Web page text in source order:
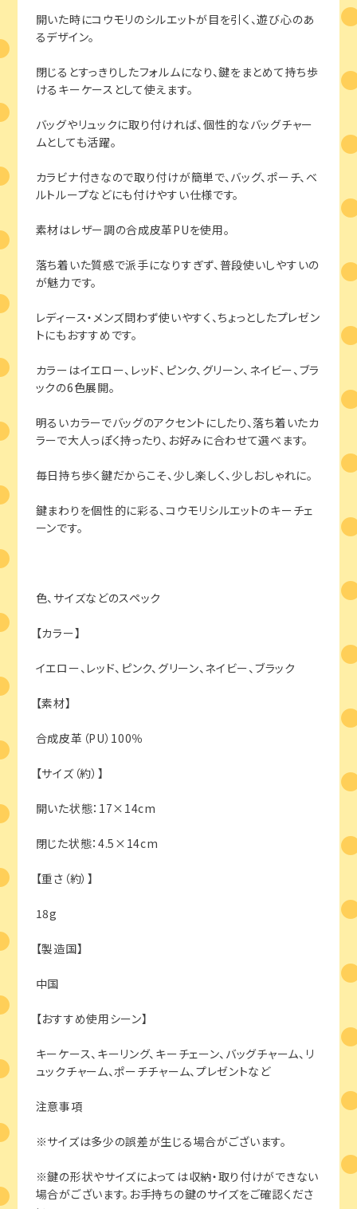
開いた時にコウモリのシルエットが目を引く、遊び心のあ
るデザイン。
閉じるとすっきりしたフォルムになり、鍵をまとめて持ち歩
けるキーケースとして使えます。
バッグやリュックに取り付ければ、個性的なバッグチャー
ムとしても活躍。
カラビナ付きなので取り付けが簡単で、バッグ、ポーチ、ベ
ルトループなどにも付けやすい仕様です。
素材はレザー調の合成皮革PUを使用。
落ち着いた質感で派手になりすぎず、普段使いしやすいの
が魅力です。
レディース・メンズ問わず使いやすく、ちょっとしたプレゼン
トにもおすすめです。
カラーはイエロー、レッド、ピンク、グリーン、ネイビー、ブラ
ックの6色展開。
明るいカラーでバッグのアクセントにしたり、落ち着いたカ
ラーで大人っぽく持ったり、お好みに合わせて選べます。
毎日持ち歩く鍵だからこそ、少し楽しく、少しおしゃれに。
鍵まわりを個性的に彩る、コウモリシルエットのキーチェ
ーンです。
色、サイズなどのスペック
【カラー】
イエロー、レッド、ピンク、グリーン、ネイビー、ブラック
【素材】
合成皮革（PU）100％
【サイズ（約）】
開いた状態：17×14cm
閉じた状態：4.5×14cm
【重さ（約）】
18g
【製造国】
中国
【おすすめ使用シーン】
キーケース、キーリング、キーチェーン、バッグチャーム、リ
ュックチャーム、ポーチチャーム、プレゼントなど
注意事項
※サイズは多少の誤差が生じる場合がございます。
※鍵の形状やサイズによっては収納・取り付けができない
場合がございます。お手持ちの鍵のサイズをご確認くださ